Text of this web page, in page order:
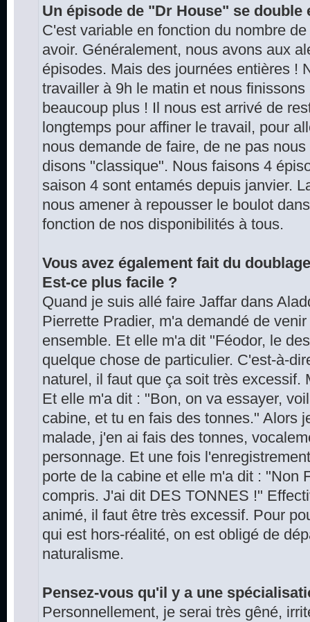
Un épisode de "Dr House" se double
C'est variable en fonction du nombre
avoir. Généralement, nous avons aux
épisodes. Mais des journées entières !
travailler à 9h le matin et nous
beaucoup plus ! Il nous est arrivé de
longtemps pour affiner le travail, pour
nous demande de faire, de ne pas
disons "classique". Nous faisons 4
saison 4 sont entamés depuis janvier.
nous amener à repousser le boulot
fonction de nos disponibilités à tous.
Vous avez également fait du
Est-ce plus facile ?
Quand je suis allé faire Jaffar dans
Pierrette Pradier, m'a demandé de
ensemble. Et elle m'a dit "Féodor, le
quelque chose de particulier. C'est-à-
naturel, il faut que ça soit très excessif.
Et elle m'a dit : "Bon, on va essayer,
cabine, et tu en fais des tonnes." Alors
malade, j'en ai fais des tonnes,
personnage. Et une fois
porte de la cabine et elle m'a dit : "Non
compris. J'ai dit DES TONNES !"
animé, il faut être très excessif. Pour
qui est hors-réalité, on est obligé de
naturalisme.
Pensez-vous qu'il y a une
Personnellement, je serai très gêné,